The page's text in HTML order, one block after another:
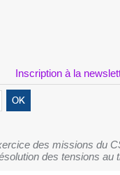
Inscription à la
des missions du
des tensions au